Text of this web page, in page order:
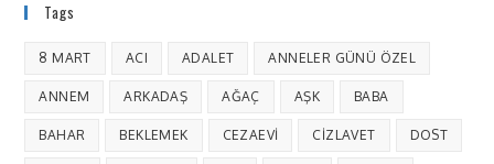
Tags
8 MART ACI ADALET ANNELER GÜNÜ ÖZEL
ANNEM ARKADAŞ AĞAÇ AŞK BABA
BAHAR BEKLEMEK CEZAEVI CIZLAVET DOST